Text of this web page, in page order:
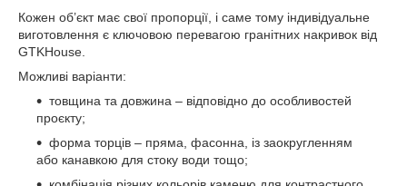
Кожен об’єкт має свої пропорції, і саме тому індивідуальне
виготовлення є ключовою перевагою гранітних накривок від
GTKHouse.
Можливі варіанти:
товщина та довжина – відповідно до особливостей
проєкту;
форма торців – пряма, фасонна, із заокругленням
або канавкою для стоку води тощо;